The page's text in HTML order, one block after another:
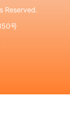
Reserved.
号